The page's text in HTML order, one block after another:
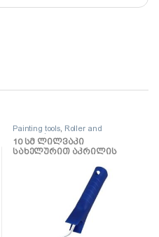
Painting tools, Roller and
accessories
10 სმ ლილვაკი
სახელურით აკრილის